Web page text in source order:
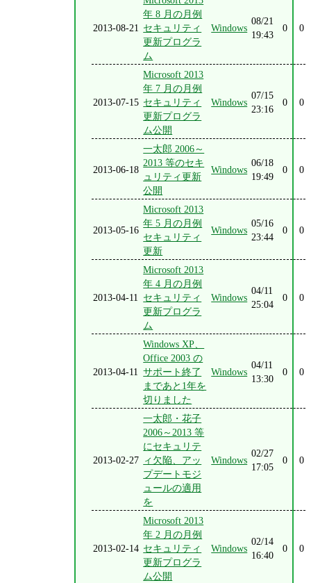
2013-08-21
年 8 月の月例
セキュリティ
更新プログラ
ム
Windows
08/21
19:43
0 0
2013-07-15
Microsoft 2013
年 7 月の月例
セキュリティ
更新プログラ
ム公開
Windows
07/15
23:16
0 0
2013-06-18
一太郎 2006～
2013 等のセキ
ュリティ更新
公開
Windows
06/18
19:49
0 0
2013-05-16
Microsoft 2013
年 5 月の月例
セキュリティ
更新
Windows
05/16
23:44
0 0
2013-04-11
Microsoft 2013
年 4 月の月例
セキュリティ
更新プログラ
ム
Windows
04/11
25:04
0 0
2013-04-11
Windows XP、
Office 2003 の
サポート終了
まであと1年を
切りました
Windows
04/11
13:30
0 0
2013-02-27
一太郎・花子
2006～2013 等
にセキュリテ
ィ欠陥、アッ
プデートモジ
ュールの適用
を
Windows
02/27
17:05
0 0
2013-02-14
Microsoft 2013
年 2 月の月例
セキュリティ
更新プログラ
ム公開
Windows
02/14
16:40
0 0